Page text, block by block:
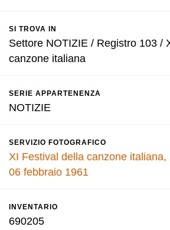
SI TROVA IN
Settore NOTIZIE / Registro 103 /
canzone italiana
SERIE APPARTENENZA
NOTIZIE
SERVIZIO FOTOGRAFICO
XI Festival della canzone
06 febbraio 1961
INVENTARIO
690205